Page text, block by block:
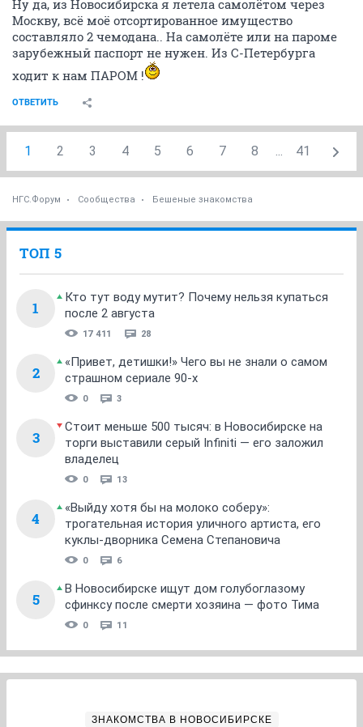
Ну да, из Новосибирска я летела самолётом через
Москву, всё моё отсортированное имущество
составляло 2 чемодана.. На самолёте или на пароме
зарубежный паспорт не нужен. Из С-Петербурга
ходит к нам ПАРОМ !
ОТВЕТИТЬ
1 2 3 4 5 6 7 8 ... 41
НГС.Форум Сообщества Бешеные знакомства
ТОП 5
1
Кто тут воду мутит? Почему нельзя купаться
после 2 августа
17 411 28
2
«Привет, детишки!» Чего вы не знали о самом
страшном сериале 90-х
0 3
3
Стоит меньше 500 тысяч: в Новосибирске на
торги выставили серый Infiniti — его заложил
владелец
0 13
4
«Выйду хотя бы на молоко соберу»:
трогательная история уличного артиста, его
куклы-дворника Семена Степановича
0 6
5
В Новосибирске ищут дом голубоглазому
сфинксу после смерти хозяина — фото Тима
0 11
ЗНАКОМСТВА В НОВОСИБИРСКЕ